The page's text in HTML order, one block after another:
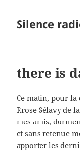
Silence
there is
Ce matin, pour la
Rrose Sélavy de
mes amis,
et sans retenue
apporter les